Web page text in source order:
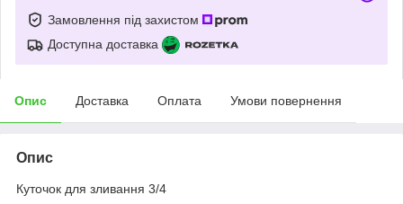
Замовлення під захистом
Доступна доставка
Опис Доставка Оплата Умови повернення
Опис
Куточок для зливання 3/4